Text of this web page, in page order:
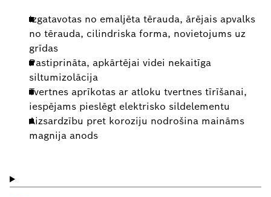
Izgatavotas no emaljēta tērauda, ārējais apvalks
no tērauda, cilindriska forma, novietojums uz
grīdas
Pastiprināta, apkārtējai videi nekaitīga
siltumizolācija
Tvertnes aprīkotas ar atloku tvertnes tīrīšanai,
iespējams pieslēgt elektrisko sildelementu
Aizsardzību pret koroziju nodrošina maināms
magnija anods